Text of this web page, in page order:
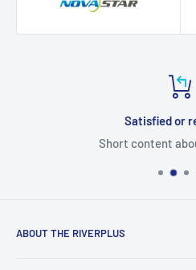
Top-notch
Short content
ABOUT THE RIVERPLUS